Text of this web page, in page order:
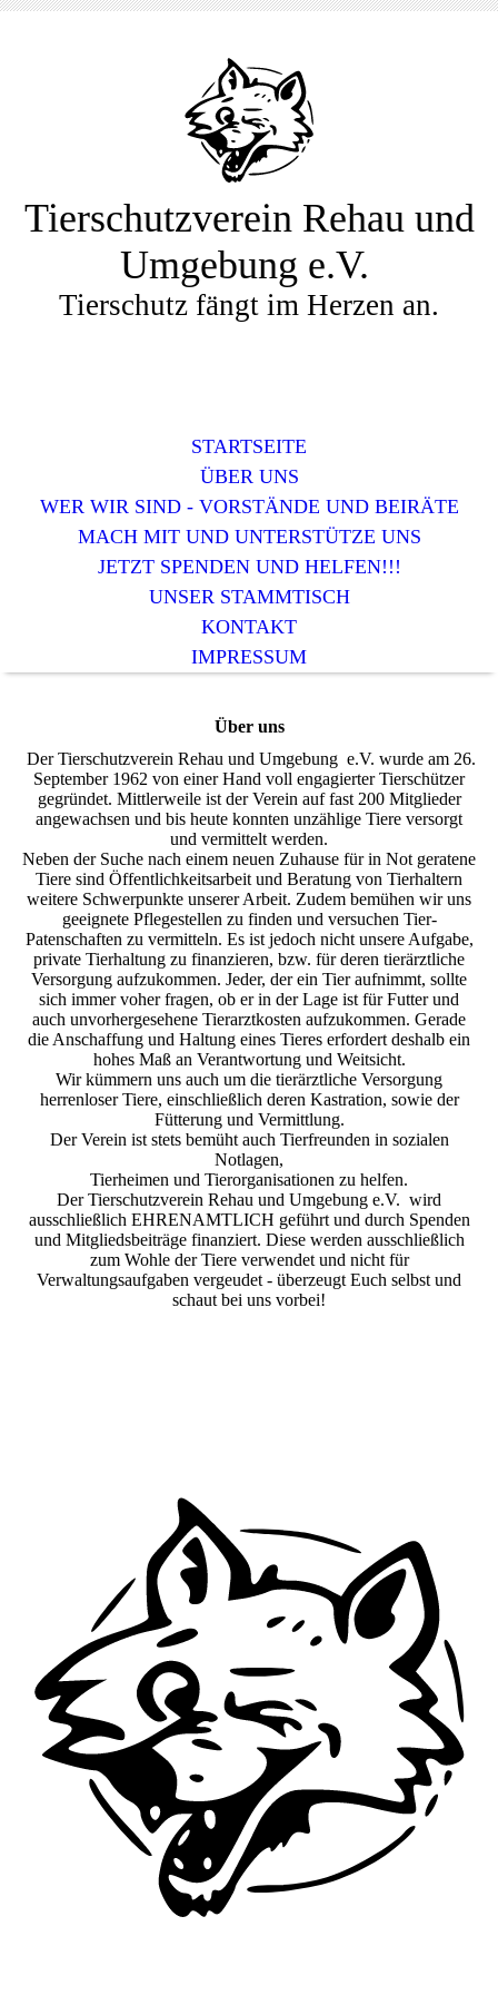
Tierschutzverein Rehau und
Umgebung e.V.
Tierschutz fängt im Herzen an.
STARTSEITE
ÜBER UNS
WER WIR SIND - VORSTÄNDE UND BEIRÄTE
MACH MIT UND UNTERSTÜTZE UNS
JETZT SPENDEN UND HELFEN!!!
UNSER STAMMTISCH
KONTAKT
IMPRESSUM
Über uns
Der Tierschutzverein Rehau und Umgebung e.V. wurde am 26.
September 1962 von einer Hand voll engagierter Tierschützer
gegründet. Mittlerweile ist der Verein auf fast 200 Mitglieder
angewachsen und bis heute konnten unzählige Tiere versorgt
und vermittelt werden.
Neben der Suche nach einem neuen Zuhause für in Not geratene
Tiere sind Öffentlichkeitsarbeit und Beratung von Tierhaltern
weitere Schwerpunkte unserer Arbeit. Zudem bemühen wir uns
geeignete Pflegestellen zu finden und versuchen Tier-
Patenschaften zu vermitteln. Es ist jedoch nicht unsere Aufgabe,
private Tierhaltung zu finanzieren, bzw. für deren tierärztliche
Versorgung aufzukommen. Jeder, der ein Tier aufnimmt, sollte
sich immer voher fragen, ob er in der Lage ist für Futter und
auch unvorhergesehene Tierarztkosten aufzukommen. Gerade
die Anschaffung und Haltung eines Tieres erfordert deshalb ein
hohes Maß an Verantwortung und Weitsicht.
Wir kümmern uns auch um die tierärztliche Versorgung
herrenloser Tiere, einschließlich deren Kastration, sowie der
Fütterung und Vermittlung.
Der Verein ist stets bemüht auch Tierfreunden in sozialen
Notlagen,
Tierheimen und Tierorganisationen zu helfen.
Der Tierschutzverein Rehau und Umgebung e.V. wird
ausschließlich EHRENAMTLICH geführt und durch Spenden
und Mitgliedsbeiträge finanziert. Diese werden ausschließlich
zum Wohle der Tiere verwendet und nicht für
Verwaltungsaufgaben vergeudet - überzeugt Euch selbst und
schaut bei uns vorbei!